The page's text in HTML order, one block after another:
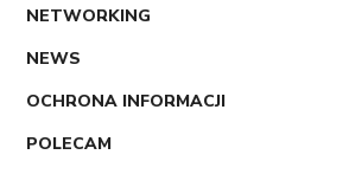
NETWORKING
NEWS
OCHRONA INFORMACJI
POLECAM